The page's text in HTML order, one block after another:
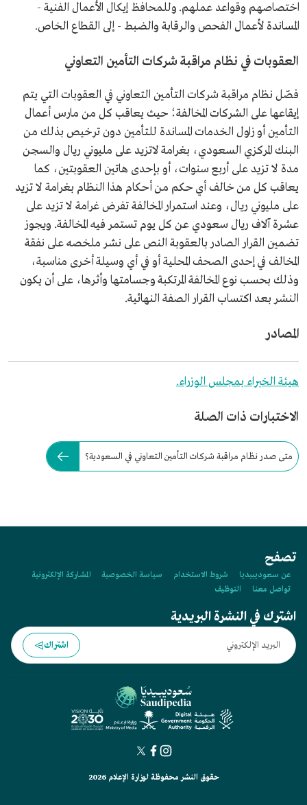
اختصاصهم وقواعد عملهم. وللمحافظ إيكال الأعمال الفنية -
المساندة لأعمال الفحص والرقابة والضبط - إلى القطاع الخاص.
العقوبات في نظام مراقبة شركات التأمين التعاوني
فصّل نظام مراقبة شركات التأمين التعاوني في العقوبات التي يتم
إيقاعها على الشركات المخالفة؛ حيث يعاقب كل من مارس أعمال
التأمين أو زاول الخدمات المساندة للتأمين دون ترخيص بذلك من
البنك المركزي السعودي، بغرامة لاتزيد على مليوني ريال والسجن
مدة لا تزيد على أربع سنوات، أو بإحدى هاتين العقوبتين، كما
يعاقب كل من خالف أي حكم من أحكام هذا النظام بغرامة لا تزيد
على مليوني ريال، وعند استمرار المخالفة تفرض غرامة لا تزيد على
عشرة آلاف ريال سعودي عن كل يوم تستمر فيه المخالفة. ويجوز
تضمين القرار الصادر بالعقوبة النص على نشر ملخصه على نفقة
المخالف في إحدى الصحف المحلية أو في أي وسيلة أخرى مناسبة،
وذلك بحسب نوع المخالفة المرتكبة وجسامتها وأثرها، على أن يكون
النشر بعد اكتساب القرار الصفة النهائية.
المصادر
هيئة الخبراء بمجلس الوزراء.
الاختبارات ذات الصلة
متى صدر نظام مراقبة شركات التأمين التعاوني في السعودية؟
تصفح
عن سعوديبيديا شروط الاستخدام سياسة الخصوصية
المشاركة الإلكترونية
تواصل معنا
التوظيف
اشترك في النشرة البريدية
اشتراك
حقوق النشر محفوظة لوزارة الإعلام 2026